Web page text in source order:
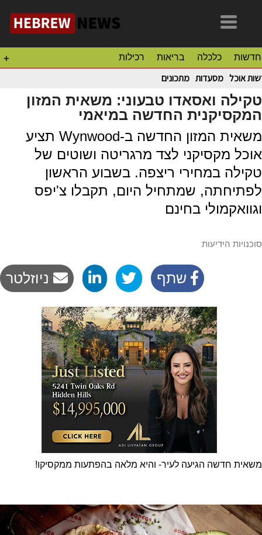
+ חדשות כלכלה בריאות רכילות
אוכל מסעדות מתכונים
טקילה ואסאדו טבעוני: משאית המזון
המקסיקנית החדשה במיאמי
משאית המזון החדשה ב-Wynwood תציע
אוכל מקסיקני לצד מרגריטה ושוטים של
טקילה במחירי ריצפה. בשבוע הראשון
לפתיחתה, שמתחיל היום, תקבלו צ'יפס
וגוואקמולי בחינם
סוכנויות הידיעות
משאית חדשה הגיעה לעיר- והיא מלאה בהפתעות ממקסיקו!